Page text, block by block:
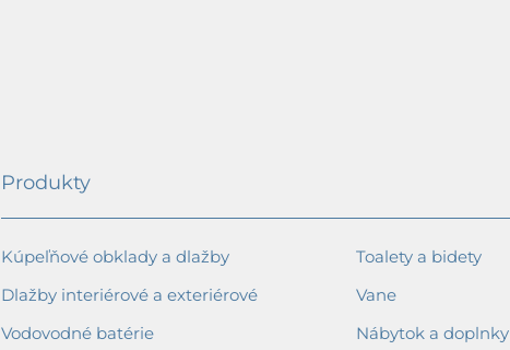
Produkty
Kúpeľňové obklady a dlažby
Dlažby interiérové a exteriérové
Vodovodné batérie
Toalety a bidety
Vane
Nábytok a doplnky